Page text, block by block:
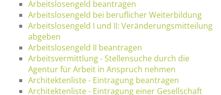
Arbeitslosengeld beantragen
Arbeitslosengeld bei beruflicher Weiterbildung
Arbeitslosengeld I und II: Veränderungsmitteilung
abgeben
Arbeitslosengeld II beantragen
Arbeitsvermittlung - Stellensuche durch die
Agentur für Arbeit in Anspruch nehmen
Architektenliste - Eintragung beantragen
Architektenliste - Eintragung einer Gesellschaft